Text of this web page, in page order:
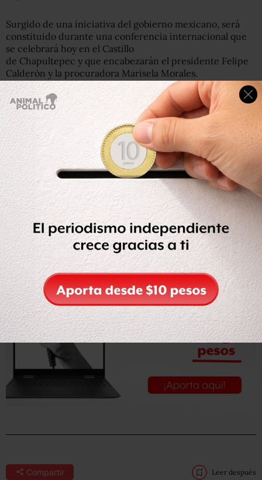
Surgido de una iniciativa del gobierno mexicano, será
constituido durante una conferencia internacional que
se celebrará hoy en el Castillo
de Chapultepec y que encabezarán el presidente Felipe
Calderón y la procuradora Marisela Morales.
El nuevo mecanismo coordinará a instituciones
encargadas de la lucha contra el crimen organizado.
El centro coordinará también el intercambio de
información de inteligencia y operaciones entre
agencias policiales y ministeriales, así como
las intervenciones de comunicaciones bajo los requisitos
legales.
Leer la nota completa enEl Universal(con suscripción).
Compartir Leer después